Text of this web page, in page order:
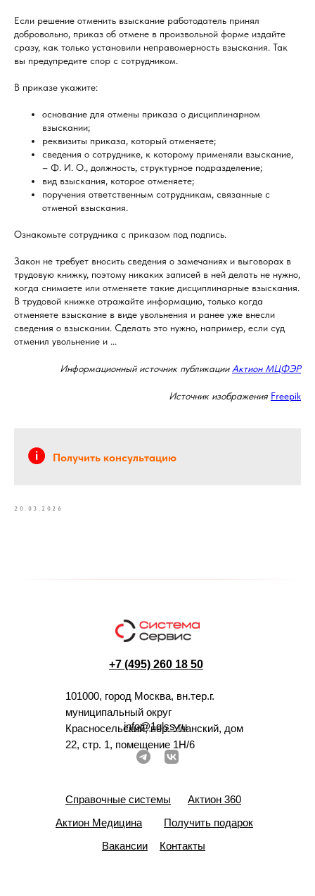
Если решение отменить взыскание работодатель принял
добровольно, приказ об отмене в произвольной форме издайте
сразу, как только установили неправомерность взыскания. Так
вы предупредите спор с сотрудником.
В приказе укажите:
основание для отмены приказа о дисциплинарном
взыскании;
реквизиты приказа, который отменяете;
сведения о сотруднике, к которому применяли взыскание,
– Ф. И. О., должность, структурное подразделение;
вид взыскания, которое отменяете;
поручения ответственным сотрудникам, связанные с
отменой взыскания.
Ознакомьте сотрудника с приказом под подпись.
Закон не требует вносить сведения о замечаниях и выговорах в
трудовую книжку, поэтому никаких записей в ней делать не нужно,
когда снимаете или отменяете такие дисциплинарные взыскания.
В трудовой книжке отражайте информацию, только когда
отменяете взыскание в виде увольнения и ранее уже внесли
сведения о взыскании. Сделать это нужно, например, если суд
отменил увольнение и ...
Информационный источник публикации Актион МЦФЭР
Источник изображения Freepik
Получить консультацию
20.03.2026
+7 (495) 260 18 50
101000, город Москва, вн.тер.г.
муниципальный округ
Красносельский, пер. Уланский, дом
22, стр. 1, помещение 1Н/6
info@1glss.ru
Справочные системы
Актион 360
Актион Медицина
Получить подарок
Вакансии
Контакты